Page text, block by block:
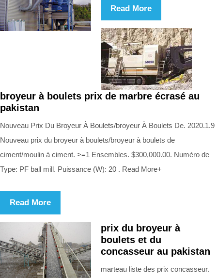
Read More
broyeur à boulets prix de marbre écrasé au
pakistan
Nouveau Prix Du Broyeur À Boulets/broyeur À Boulets De. 2020.1.9
Nouveau prix du broyeur à boulets/broyeur à boulets de
ciment/moulin à ciment. >=1 Ensembles. $300,000.00. Numéro de
Type: PF ball mill. Puissance (W): 20 . Read More+
Read More
prix du broyeur à
boulets et du
concasseur au pakistan
marteau liste des prix concasseur.